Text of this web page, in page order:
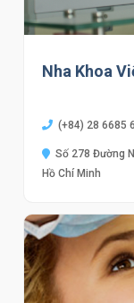
Nha Khoa
(+84) 28 6685
Số 278 Đường
Hồ Chí Minh